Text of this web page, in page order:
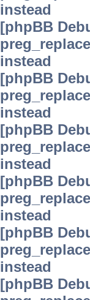
instead
[phpBB
instead
[phpBB
instead
[phpBB
instead
[phpBB
instead
[phpBB
instead
[phpBB